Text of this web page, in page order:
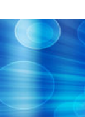
to
content